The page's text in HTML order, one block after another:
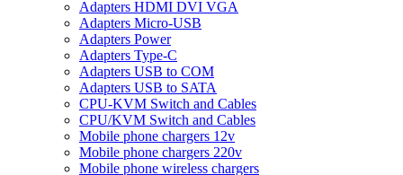
Adapters HDMI DVI VGA
Adapters Micro-USB
Adapters Power
Adapters Type-C
Adapters USB to COM
Adapters USB to SATA
CPU-KVM Switch and Cables
CPU/KVM Switch and Cables
Mobile phone chargers 12v
Mobile phone chargers 220v
Mobile phone wireless chargers